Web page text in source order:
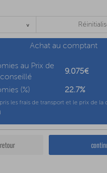
Achat au comptant
au Prix de
9.075€
(%) 22.7%
les frais de transport et le prix de la
retour